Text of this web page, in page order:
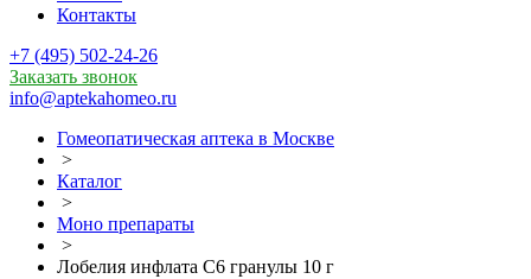
Контакты
+7 (495) 502-24-26
Заказать звонок
info@aptekahomeo.ru
Гомеопатическая аптека в Москве
>
Каталог
>
Моно препараты
>
Лобелия инфлата С6 гранулы 10 г